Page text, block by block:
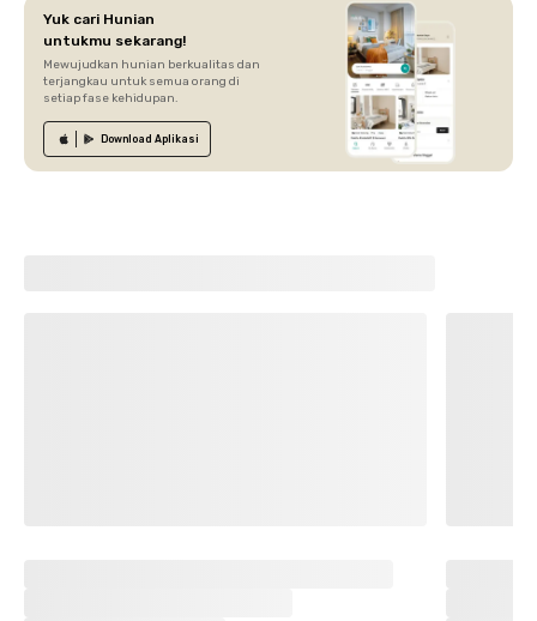
Yuk cari Hunian
untukmu sekarang!
Mewujudkan hunian berkualitas dan
terjangkau untuk semua orang di
setiap fase kehidupan.
Download Aplikasi